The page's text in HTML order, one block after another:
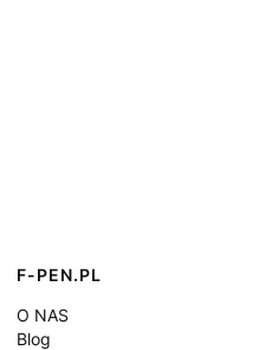
F-PEN.PL
O NAS
Blog